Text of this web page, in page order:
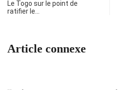
Le Togo sur le point de
ratifier le…
Article connexe